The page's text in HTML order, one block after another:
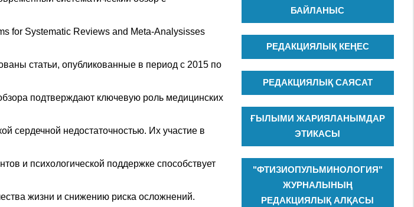
for Systematic Reviews and Meta-Analysisses
статьи, опубликованные в период с 2015 по
подтверждают ключевую роль медицинских
сердечной недостаточностью. Их участие в
и психологической поддержке способствует
жизни и снижению риска осложнений.
БАЙЛАНЫС
РЕДАКЦИЯЛЫҚ КЕҢЕС
РЕДАКЦИЯЛЫҚ САЯСАТ
ҒЫЛЫМИ ЖАРИЯЛАНЫМДАР
ЭТИКАСЫ
"ФТИЗИОПУЛЬМИНОЛОГИЯ"
ЖУРНАЛЫНЫҢ
РЕДАКЦИЯЛЫҚ АЛҚАСЫ